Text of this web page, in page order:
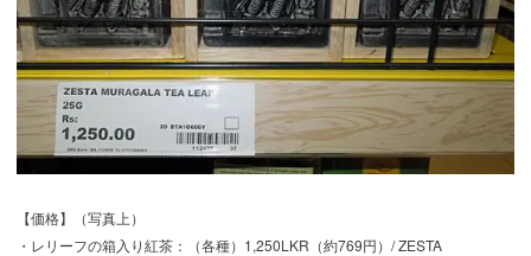
【価格】（写真上）
・レリーフの箱入り紅茶：（各種）1,250LKR（約769円）/ ZESTA